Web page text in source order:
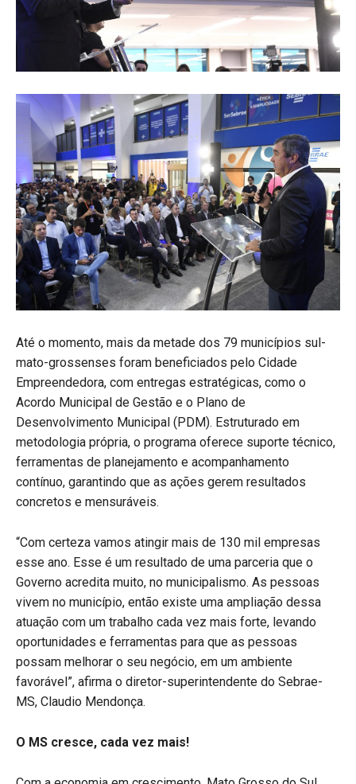
Até o momento, mais da metade dos 79 municípios sul-
mato-grossenses foram beneficiados pelo Cidade
Empreendedora, com entregas estratégicas, como o
Acordo Municipal de Gestão e o Plano de
Desenvolvimento Municipal (PDM). Estruturado em
metodologia própria, o programa oferece suporte técnico,
ferramentas de planejamento e acompanhamento
contínuo, garantindo que as ações gerem resultados
concretos e mensuráveis.
“Com certeza vamos atingir mais de 130 mil empresas
esse ano. Esse é um resultado de uma parceria que o
Governo acredita muito, no municipalismo. As pessoas
vivem no município, então existe uma ampliação dessa
atuação com um trabalho cada vez mais forte, levando
oportunidades e ferramentas para que as pessoas
possam melhorar o seu negócio, em um ambiente
favorável”, afirma o diretor-superintendente do Sebrae-
MS, Claudio Mendonça.
O MS cresce, cada vez mais!